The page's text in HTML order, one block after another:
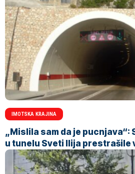
IMOTSKA KRAJINA
„Mislila sam da je pucnjava“:
u tunelu Sveti Ilija prestrašile